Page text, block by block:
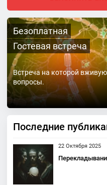
Безоплатная
Гостевая встреча
Встреча на которой
вопросы.
Последние
22 Октября 2025